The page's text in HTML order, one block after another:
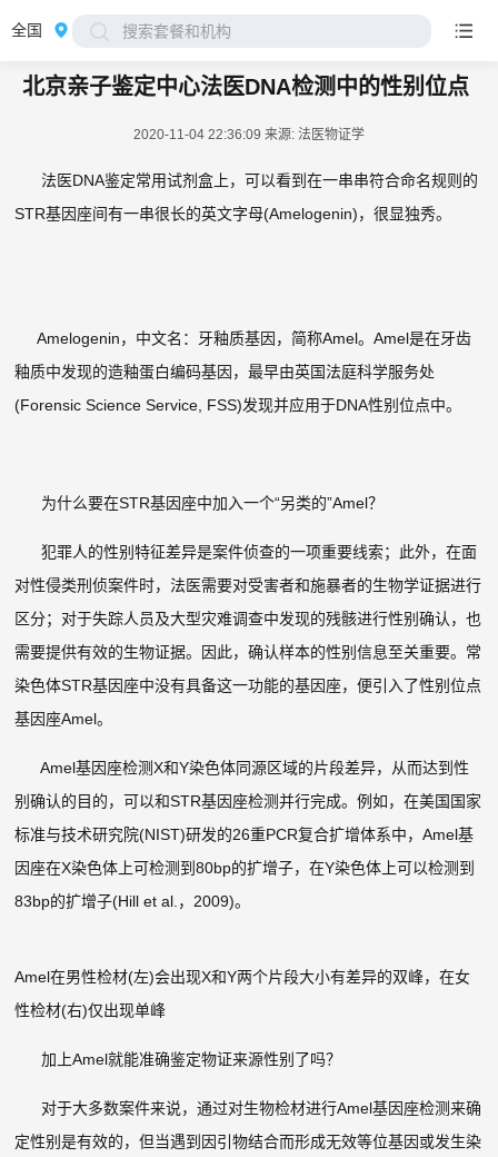
全国 搜索套餐和机构
北京亲子鉴定中心法医DNA检测中的性别位点
2020-11-04 22:36:09 来源: 法医物证学
法医DNA鉴定常用试剂盒上，可以看到在一串串符合命名规则的
STR基因座间有一串很长的英文字母(Amelogenin)，很显独秀。
Amelogenin，中文名：牙釉质基因，简称Amel。Amel是在牙齿
釉质中发现的造釉蛋白编码基因，最早由英国法庭科学服务处
(Forensic Science Service, FSS)发现并应用于DNA性别位点中。
为什么要在STR基因座中加入一个“另类的”Amel？
犯罪人的性别特征差异是案件侦查的一项重要线索；此外，在面
对性侵类刑侦案件时，法医需要对受害者和施暴者的生物学证据进行
区分；对于失踪人员及大型灾难调查中发现的残骸进行性别确认，也
需要提供有效的生物证据。因此，确认样本的性别信息至关重要。常
染色体STR基因座中没有具备这一功能的基因座，便引入了性别位点
基因座Amel。
Amel基因座检测X和Y染色体同源区域的片段差异，从而达到性
别确认的目的，可以和STR基因座检测并行完成。例如，在美国国家
标准与技术研究院(NIST)研发的26重PCR复合扩增体系中，Amel基
因座在X染色体上可检测到80bp的扩增子，在Y染色体上可以检测到
83bp的扩增子(Hill et al.，2009)。
Amel在男性检材(左)会出现X和Y两个片段大小有差异的双峰，在女
性检材(右)仅出现单峰
加上Amel就能准确鉴定物证来源性别了吗？
对于大多数案件来说，通过对生物检材进行Amel基因座检测来确
定性别是有效的，但当遇到因引物结合而形成无效等位基因或发生染